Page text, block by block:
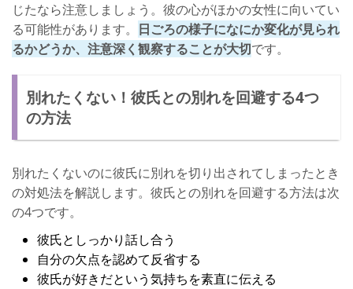
じたなら注意しましょう。彼の心がほかの女性に向いてい
る可能性があります。 日ごろの様子になにか変化が見られ
るかどうか、注意深く観察することが大切です。
別れたくない！彼氏との別れを回避する4つ
の方法
別れたくないのに彼氏に別れを切り出されてしまったとき
の対処法を解説します。彼氏との別れを回避する方法は次
の4つです。
彼氏としっかり話し合う
自分の欠点を認めて反省する
彼氏が好きだという気持ちを素直に伝える